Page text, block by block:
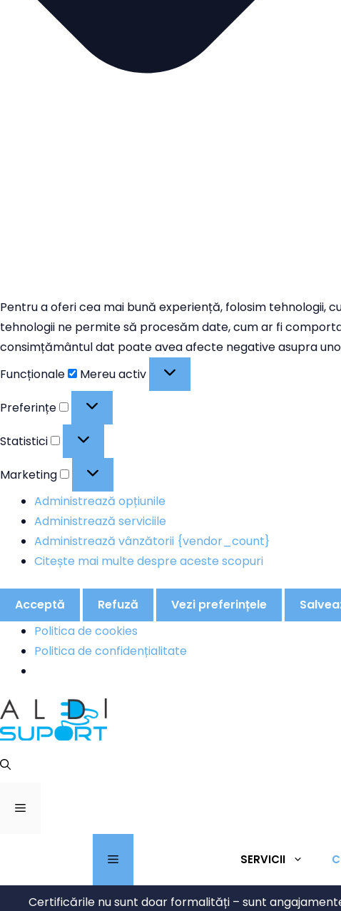
Pentru a oferi cea mai bună experiență, folosim tehnologii,
tehnologii ne permite să procesăm date, cum ar fi
consimțământul dat poate avea afecte negative asupra
Funcționale
Funcționale
Mereu activ
Preferințe Preferințe
Statistici Statistici
Marketing Marketing
Administrează opțiunile
Administrează serviciile
Administrează vânzătorii {vendor_count}
Citește mai multe despre aceste scopuri
Acceptă Refuză Vezi preferințele
Politica de cookies
Politica de confidențialitate
Sari
la
MENIU
MENIU SERVICII
Certificare ISO,
Certificările nu sunt doar formalități – sunt